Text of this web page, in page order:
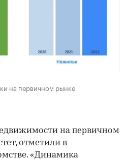
на первичном рынке
на первичном
отметили в
«Динамика